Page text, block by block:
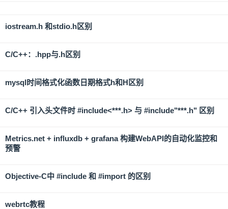
iostream.h 和stdio.h区别
C/C++：.hpp与.h区别
mysql时间格式化函数日期格式h和H区别
C/C++ 引入头文件时 #include<***.h> 与 #include"***.h" 区别
Metrics.net + influxdb + grafana 构建WebAPI的自动化监控和
预警
Objective-C中 #include 和 #import 的区别
webrtc教程